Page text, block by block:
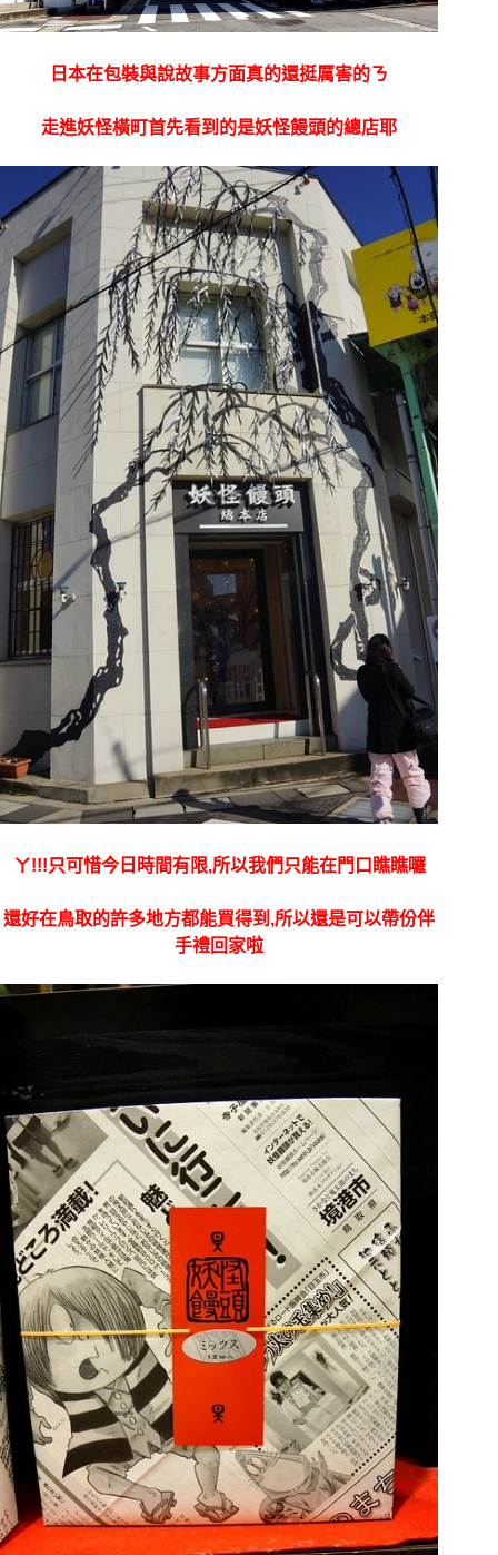
日本在包裝與說故事方面真的還挺厲害的ㄋ
走進妖怪橫町首先看到的是妖怪饅頭的總店耶
ㄚ!!!只可惜今日時間有限,所以我們只能在門口瞧瞧囉
還好在鳥取的許多地方都能買得到,所以還是可以帶份伴
手禮回家啦